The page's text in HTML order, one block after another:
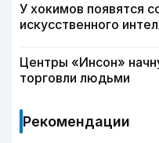
У хокимов появятся
искусственного
Центры «Инсон»
торговли людьми
Рекомендации